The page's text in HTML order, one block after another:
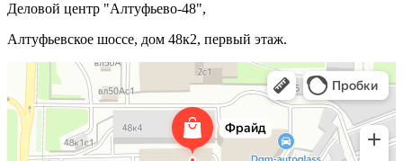
Деловой центр "Алтуфьево-48",
Алтуфьевское шоссе, дом 48к2, первый этаж.